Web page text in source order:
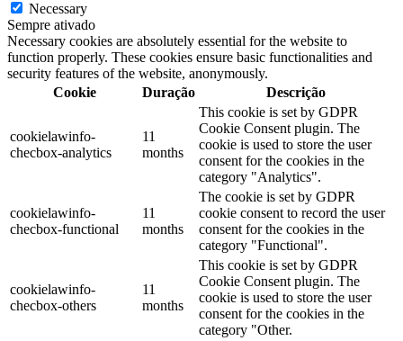
Necessary
Sempre ativado
Necessary cookies are absolutely essential for the website to
function properly. These cookies ensure basic functionalities and
security features of the website, anonymously.
Cookie
Duração Descrição
cookielawinfo-
checbox-analytics
11
months
This cookie is set by GDPR
Cookie Consent plugin. The
cookie is used to store the user
consent for the cookies in the
category "Analytics".
cookielawinfo-
checbox-functional
11
months
The cookie is set by GDPR
cookie consent to record the user
consent for the cookies in the
category "Functional".
cookielawinfo-
checbox-others
11
months
This cookie is set by GDPR
Cookie Consent plugin. The
cookie is used to store the user
consent for the cookies in the
category "Other.